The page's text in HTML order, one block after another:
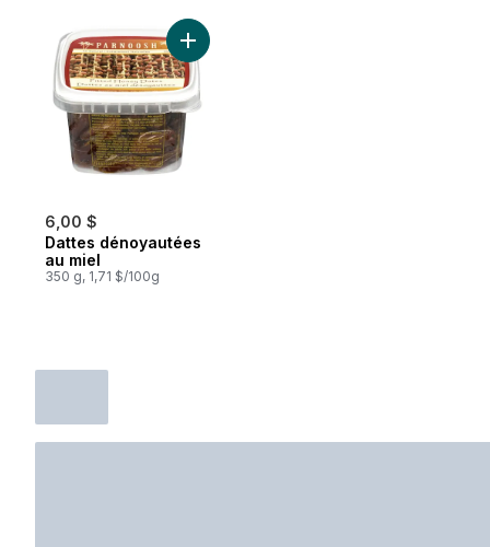
6,00 $
Dattes dénoyautées
au miel
350 g, 1,71 $/100g
Ajouter Dattes dénoyautées au miel au